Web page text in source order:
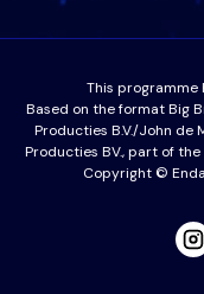
This programme
Based on the format Big
Producties B.V./John de
Producties BV., part of
Copyright ©